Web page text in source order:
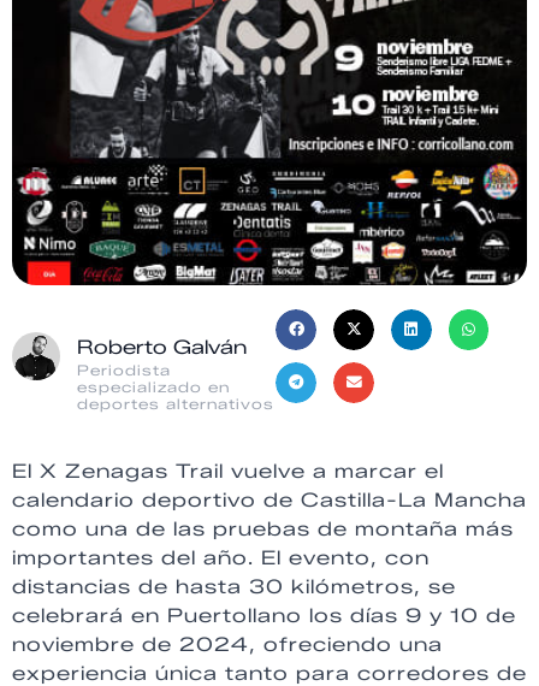
Roberto Galván
Periodista
especializado en
deportes alternativos
El X Zenagas Trail vuelve a marcar el
calendario deportivo de Castilla-La Mancha
como una de las pruebas de montaña más
importantes del año. El evento, con
distancias de hasta 30 kilómetros, se
celebrará en Puertollano los días 9 y 10 de
noviembre de 2024, ofreciendo una
experiencia única tanto para corredores de